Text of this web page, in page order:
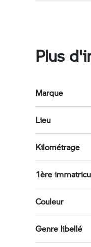
Plus
Marque
Lieu
Kilométrage
1ère
Couleur
Genre libellé